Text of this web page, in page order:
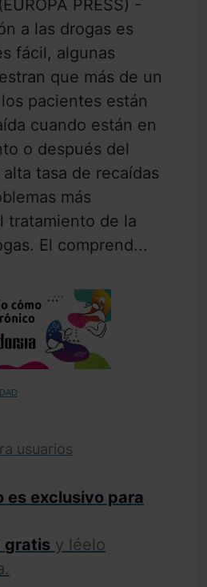
PRESS) -
a las drogas es
fácil, algunas
que más de un
pacientes están
cuando están en
o después del
tasa de recaídas
más
tratamiento de la
El comprend...
usuarios
es exclusivo para
gratis y léelo